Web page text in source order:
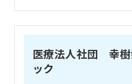
医療法人社団 幸
ック